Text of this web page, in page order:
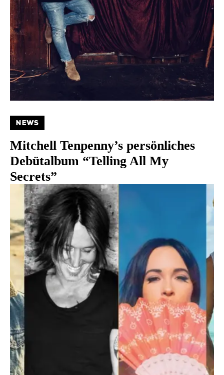
NEWS
Mitchell Tenpenny’s persönliches
Debütalbum “Telling All My
Secrets”